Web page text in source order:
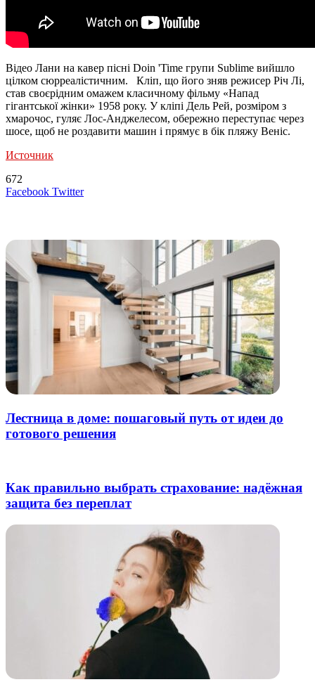
Відео Лани на кавер пісні Doin 'Time групи Sublime вийшло
цілком сюрреалістичним. Кліп, що його зняв режисер Річ Лі,
став своєрідним омажем класичному фільму «Напад
гігантської жінки» 1958 року. У кліпі Дель Рей, розміром з
хмарочос, гуляє Лос-Анджелесом, обережно переступає через
шосе, щоб не роздавити машин і прямує в бік пляжу Веніс.
Источник
672
Facebook TwitterLinkedIn
Tumblr
Reddit
Вконтакте
Одноклассники
Skype
Messenger
Messenger
WhatsApp
Telegram
Viber
Line
Поделиться
Печатать
Лестница в доме: пошаговый путь от идеи до
готового решения
Как правильно выбрать страхование: надёжная
защита без переплат